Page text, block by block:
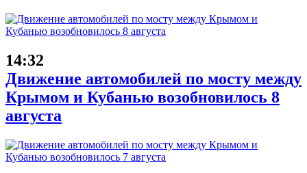
14:32
Движение автомобилей по мосту между
Крымом и Кубанью возобновилось 8
августа